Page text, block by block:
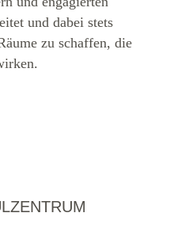
und dabei stets
zu schaffen, die